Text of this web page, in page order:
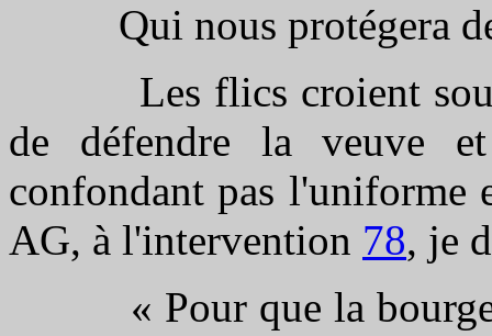
Qui nous protégera de
Les flics croient
de défendre la veuve
confondant pas l'uniforme
AG, à l'intervention 78, je
« Pour que la